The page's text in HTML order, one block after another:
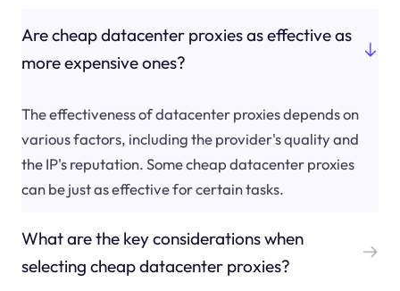
Are cheap datacenter proxies as effective as
more expensive ones?
The effectiveness of datacenter proxies depends on
various factors, including the provider's quality and
the IP's reputation. Some cheap datacenter proxies
can be just as effective for certain tasks.
What are the key considerations when
selecting cheap datacenter proxies?